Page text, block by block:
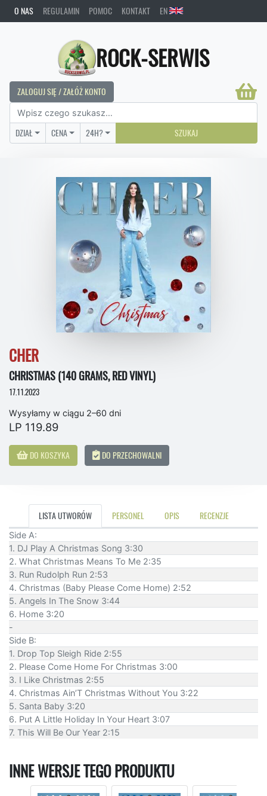
O NAS REGULAMIN POMOC KONTAKT EN
ROCK-SERWIS
ZALOGUJ SIĘ / ZAŁÓŻ KONTO
DZIAŁ CENA 24H? SZUKAJ
CHER
CHRISTMAS (140 GRAMS, RED VINYL)
17.11.2023
Wysyłamy w ciągu 2–60 dni
LP 119.89
DO KOSZYKA DO PRZECHOWALNI
LISTA UTWORÓW PERSONEL OPIS RECENZJE
Side A:
1. DJ Play A Christmas Song 3:30
2. What Christmas Means To Me 2:35
3. Run Rudolph Run 2:53
4. Christmas (Baby Please Come Home) 2:52
5. Angels In The Snow 3:44
6. Home 3:20
-
Side B:
1. Drop Top Sleigh Ride 2:55
2. Please Come Home For Christmas 3:00
3. I Like Christmas 2:55
4. Christmas Ain’T Christmas Without You 3:22
5. Santa Baby 3:20
6. Put A Little Holiday In Your Heart 3:07
7. This Will Be Our Year 2:15
INNE WERSJE TEGO PRODUKTU